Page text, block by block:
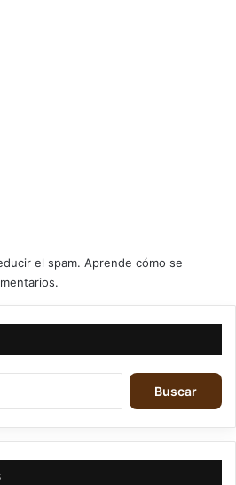
Nota
con “Radiant”, un EP de dos cortes
expansivas, bajo omnipresente y
“Radiant” y “Veil Of Deceit” anticipan un
y poderoso de estos alemanes.
el spam. Aprende cómo se
Buscar: